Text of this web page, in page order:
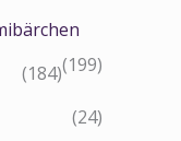
(199)
(184)
(24)